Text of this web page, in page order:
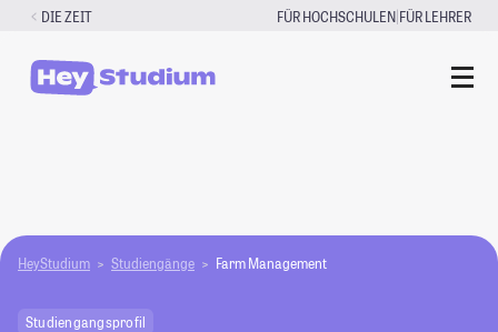
Zum
springen
DIE ZEIT FÜR HOCHSCHULEN|FÜR LEHRER
HeyStudium Studiengänge Farm Management
Studiengangsprofil